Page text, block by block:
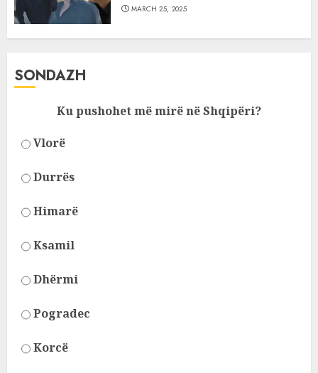
MARCH 25, 2025
SONDAZH
Ku pushohet më mirë në Shqipëri?
Vlorë
Durrës
Himarë
Ksamil
Dhërmi
Pogradec
Korcë